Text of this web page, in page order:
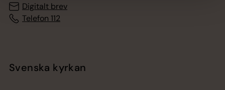
Digitalt brev
Telefon 112
Svenska kyrkan